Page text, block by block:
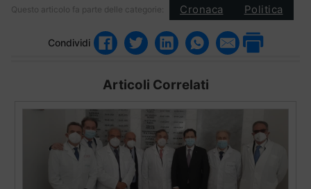
Questo articolo fa parte delle categorie: Cronaca Politica
Condividi
Articoli Correlati